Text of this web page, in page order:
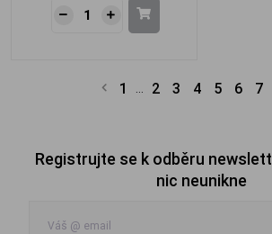
1 ... 2 3 4 5 6 7
Registrujte se k odběru
nic neunikne